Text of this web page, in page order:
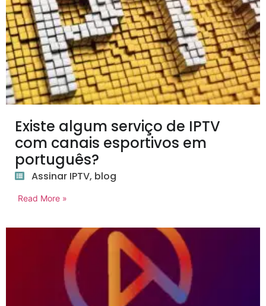
Existe algum serviço de IPTV
com canais esportivos em
português?
Assinar IPTV, blog
Read More »